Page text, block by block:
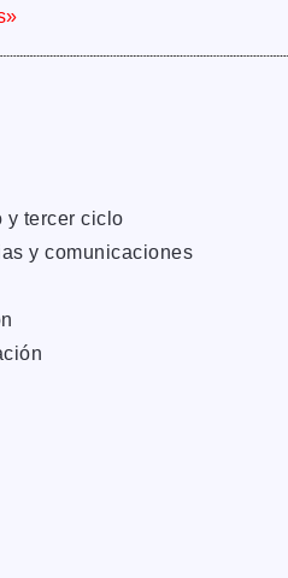
y tercer ciclo
y comunicaciones